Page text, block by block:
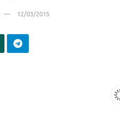
12/03/2015